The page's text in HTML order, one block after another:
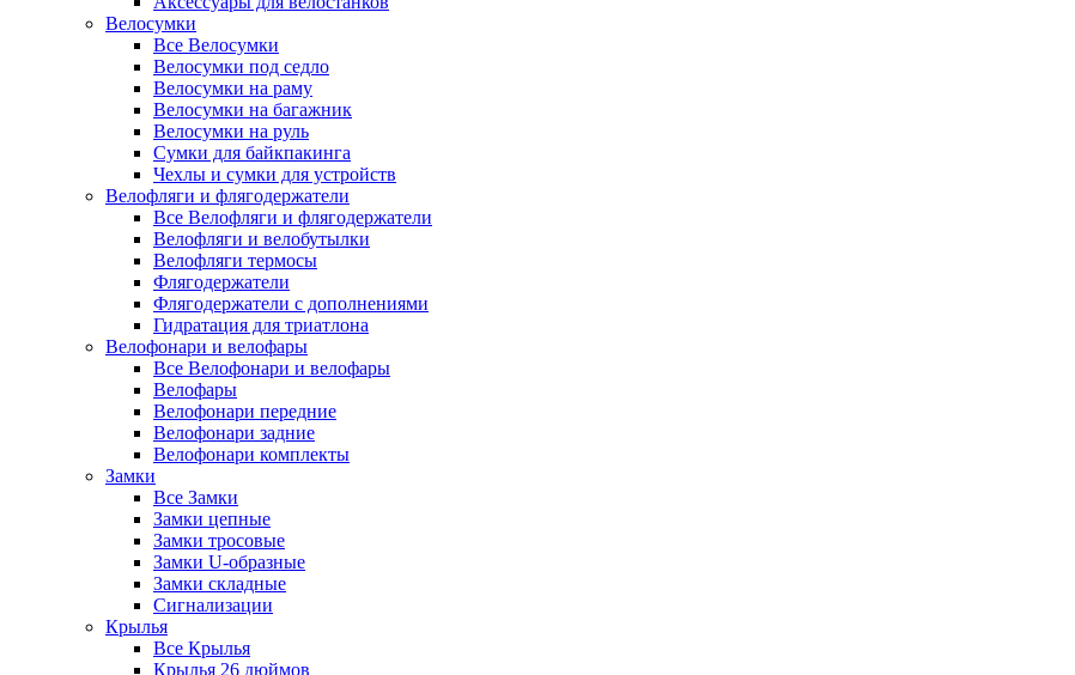
Велосумки
Все Велосумки
Велосумки под седло
Велосумки на раму
Велосумки на багажник
Велосумки на руль
Сумки для байкпакинга
Чехлы и сумки для устройств
Велофляги и флягодержатели
Все Велофляги и флягодержатели
Велофляги и велобутылки
Велофляги термосы
Флягодержатели
Флягодержатели с дополнениями
Гидратация для триатлона
Велофонари и велофары
Все Велофонари и велофары
Велофары
Велофонари передние
Велофонари задние
Велофонари комплекты
Замки
Все Замки
Замки цепные
Замки тросовые
Замки U-образные
Замки складные
Сигнализации
Крылья
Все Крылья
Крылья 26 дюймов